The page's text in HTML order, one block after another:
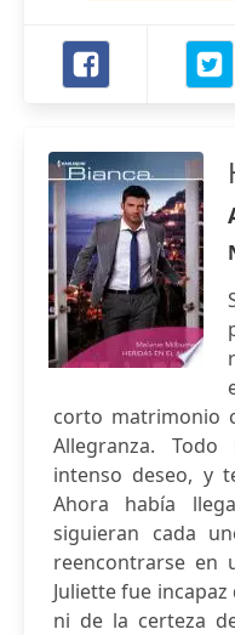
corto matrimonio
Allegranza.
intenso deseo, y
Ahora había
siguieran cada
reencontrarse en
Juliette fue
ni de la certeza